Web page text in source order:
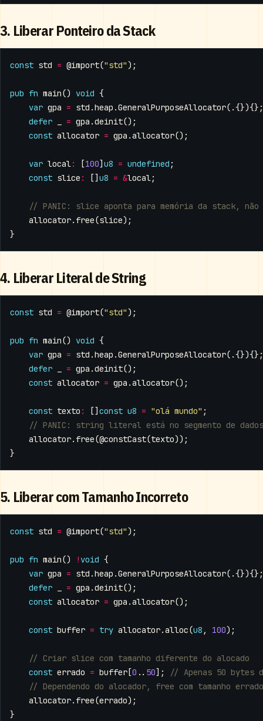
3. Liberar Ponteiro da Stack
const std = @import("std" );
pub fn main() void {
var gpa = std .heap .GeneralPurposeAllocator(.{}){};
defer
= gpa .deinit();
const allocator = gpa .allocator();
var local: [100] u8 = undefined ;
const slice : [] u8 = &local;
allocator. free(slice);
}
4. Liberar Literal de String
const std = @import("std" );
pub fn main() void {
var gpa = std .heap .GeneralPurposeAllocator(.{}){};
defer
= gpa .deinit();
const allocator = gpa .allocator();
const texto : [] const u8 = "olá mundo" ;
allocator. free(@constCast(texto));
}
5. Liberar com Tamanho Incorreto
const std = @import("std" );
pub fn main() ! void {
var gpa = std .heap .GeneralPurposeAllocator(.{}){};
defer
= gpa .deinit();
const allocator = gpa .allocator();
const buffer = try allocator.alloc(u8 , 100);
const errado = buffer [0 .. 50];
allocator. free(errado);
}